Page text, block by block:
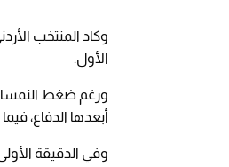
وكاد المنتخب
الأول.
ورغم ضغط
أبعدها الدفاع،
وفي الدقيقة